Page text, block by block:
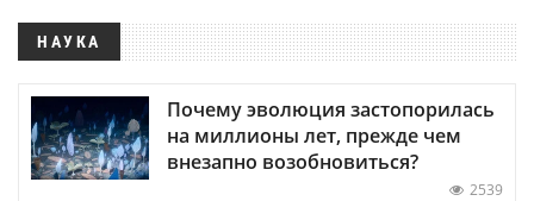
НАУКА
Почему эволюция застопорилась
на миллионы лет, прежде чем
внезапно возобновиться?
2539